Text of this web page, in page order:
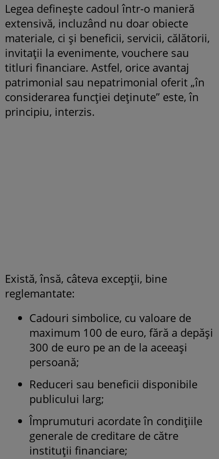
Legea definește cadoul într-o manieră
extensivă, incluzând nu doar obiecte
materiale, ci și beneficii, servicii, călătorii,
invitații la evenimente, vouchere sau
titluri financiare. Astfel, orice avantaj
patrimonial sau nepatrimonial oferit „în
considerarea funcției deținute” este, în
principiu, interzis.
Există, însă, câteva excepții, bine
reglemantate:
Cadouri simbolice, cu valoare de
maximum 100 de euro, fără a depăși
300 de euro pe an de la aceeași
persoană;
Reduceri sau beneficii disponibile
publicului larg;
Împrumuturi acordate în condițiile
generale de creditare de către
instituții financiare;